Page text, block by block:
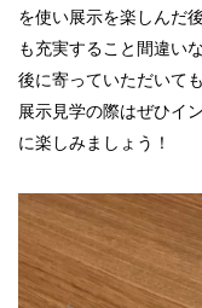
を使い展示を楽しんだ
も充実すること間違い
後に寄っていただいて
展示見学の際はぜひイ
に楽しみましょう！